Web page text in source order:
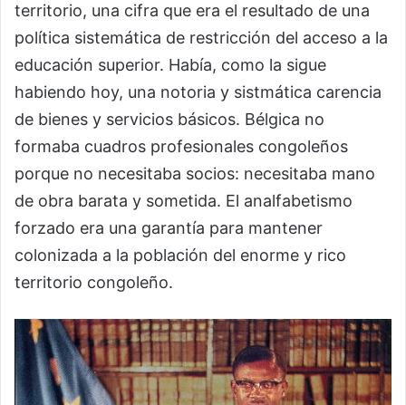
territorio, una cifra que era el resultado de una
política sistemática de restricción del acceso a la
educación superior. Había, como la sigue
habiendo hoy, una notoria y sistmática carencia
de bienes y servicios básicos. Bélgica no
formaba cuadros profesionales congoleños
porque no necesitaba socios: necesitaba mano
de obra barata y sometida. El analfabetismo
forzado era una garantía para mantener
colonizada a la población del enorme y rico
territorio congoleño.